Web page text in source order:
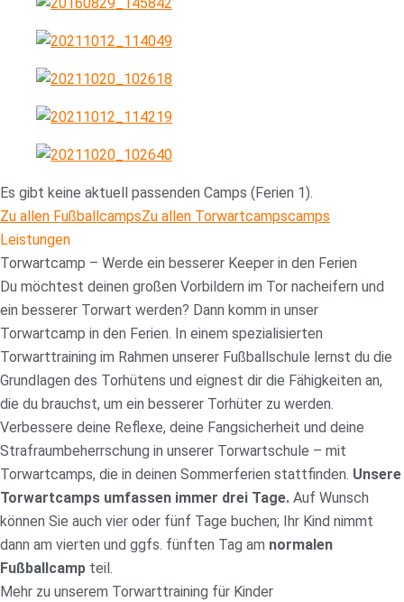
Es gibt keine aktuell passenden Camps (Ferien 1).
Zu allen FußballcampsZu allen Torwartcampscamps
Leistungen
Torwartcamp – Werde ein besserer Keeper in den Ferien
Du möchtest deinen großen Vorbildern im Tor nacheifern und
ein besserer Torwart werden? Dann komm in unser
Torwartcamp in den Ferien. In einem spezialisierten
Torwarttraining im Rahmen unserer Fußballschule lernst du die
Grundlagen des Torhütens und eignest dir die Fähigkeiten an,
die du brauchst, um ein besserer Torhüter zu werden.
Verbessere deine Reflexe, deine Fangsicherheit und deine
Strafraumbeherrschung in unserer Torwartschule – mit
Torwartcamps, die in deinen Sommerferien stattfinden. Unsere
Torwartcamps umfassen immer drei Tage. Auf Wunsch
können Sie auch vier oder fünf Tage buchen; Ihr Kind nimmt
dann am vierten und ggfs. fünften Tag am normalen
Fußballcamp teil.
Mehr zu unserem Torwarttraining für Kinder